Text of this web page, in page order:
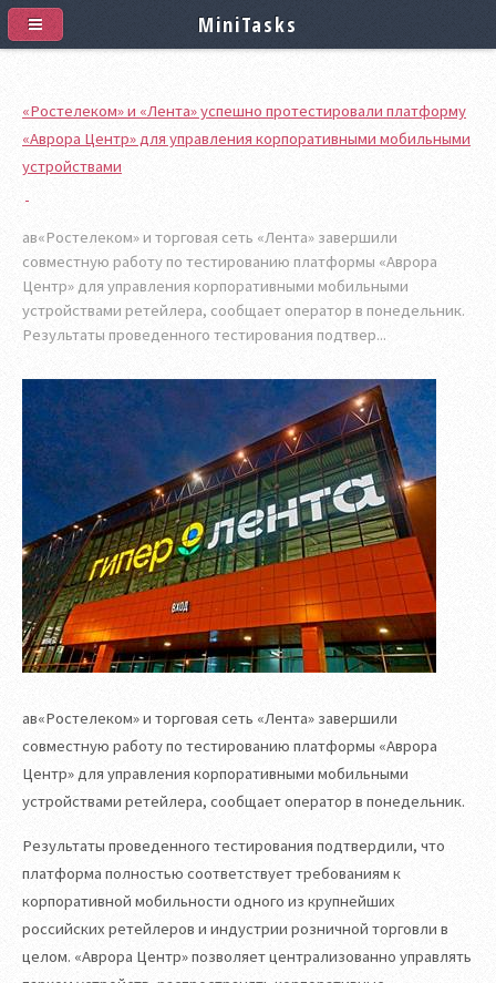
«Ростелеком» и «Лента» успешно протестировали платформу
«Аврора Центр» для управления корпоративными мобильными
устройствами
ав«Ростелеком» и торговая сеть «Лента» завершили
совместную работу по тестированию платформы «Аврора
Центр» для управления корпоративными мобильными
устройствами ретейлера, сообщает оператор в понедельник.
Результаты проведенного тестирования подтвер...
ав«Ростелеком» и торговая сеть «Лента» завершили
совместную работу по тестированию платформы «Аврора
Центр» для управления корпоративными мобильными
устройствами ретейлера, сообщает оператор в понедельник.
Результаты проведенного тестирования подтвердили, что
платформа полностью соответствует требованиям к
корпоративной мобильности одного из крупнейших
российских ретейлеров и индустрии розничной торговли в
целом. «Аврора Центр» позволяет централизованно управлять
MiniTasks